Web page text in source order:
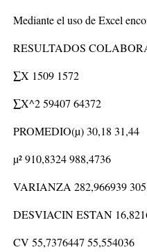
Mediante el uso de Excel
RESULTADOS
∑X 1509 1572
∑X^2 59407 64372
PROMEDIO(µ) 30,18 31,44
µ² 910,8324 988,4736
VARIANZA 282,966939
DESVIACIN ESTAN
CV 55,7376447 55,554036